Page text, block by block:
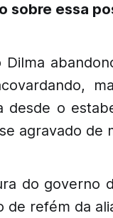
sobre essa
Dilma
o
agravado de
do governo
de refém da